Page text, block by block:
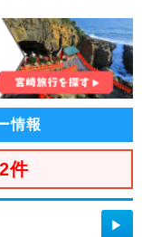
情報
件
▶